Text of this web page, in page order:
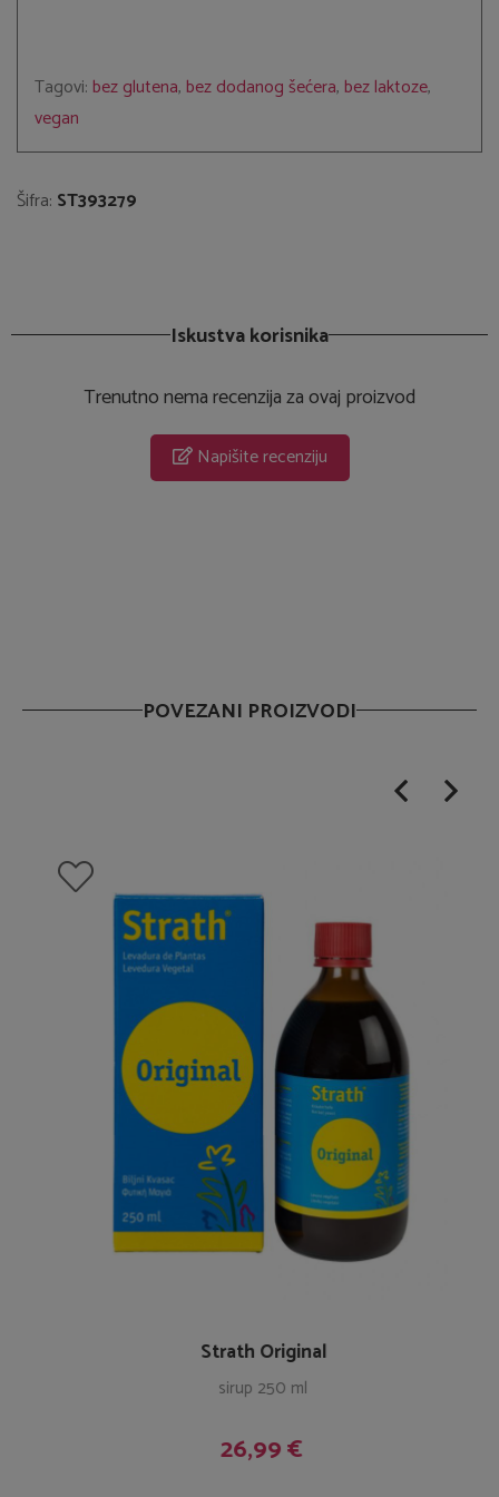
Tagovi:bez glutena,bez dodanog šećera,bez laktoze,
vegan
Šifra: ST393279
Iskustva korisnika
Trenutno nema recenzija za ovaj proizvod
Napišite recenziju
POVEZANI PROIZVODI
Strath Original
sirup 250 ml
26,99 €